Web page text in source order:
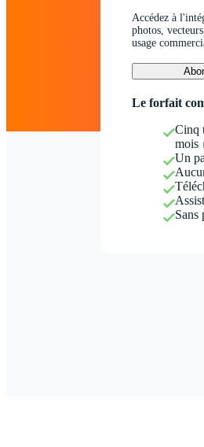
Accédez à
photos,
usage
Le forfait
Cinq
mois
Un
Sans